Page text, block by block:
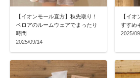
【イオンモール直方】秋先取り！
ベロアのルームウェアでまったり
時間
2025/09/14
【イ
すすめ
2025/